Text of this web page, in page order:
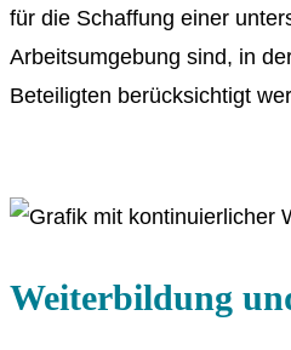
für die Schaffung einer
Arbeitsumgebung sind, in
Beteiligten berücksichtigt
Weiterbildung